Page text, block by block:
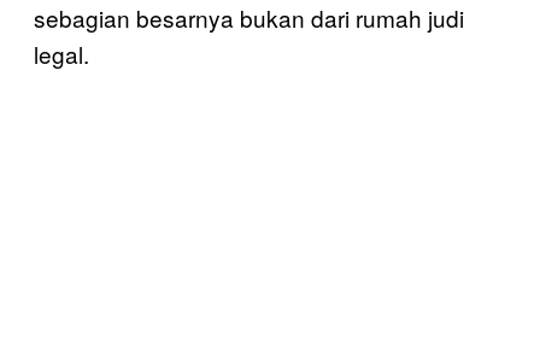
sebagian besarnya bukan dari rumah judi
legal.